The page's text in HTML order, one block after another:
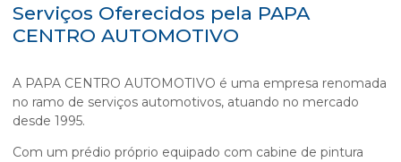
Serviços Oferecidos pela PAPA
CENTRO AUTOMOTIVO
A PAPA CENTRO AUTOMOTIVO é uma empresa renomada
no ramo de serviços automotivos, atuando no mercado
desde 1995.
Com um prédio próprio equipado com cabine de pintura